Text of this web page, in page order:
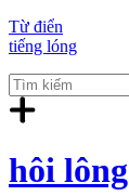
Từ điển
tiếng lóng
hôi lông